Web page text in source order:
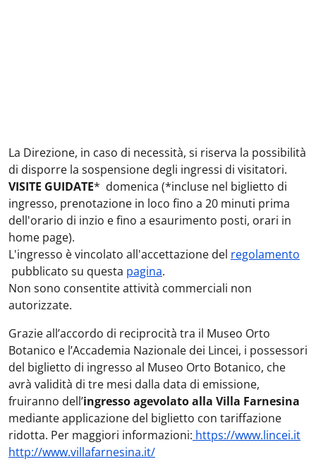
La Direzione, in caso di necessità, si riserva la possibilità
di disporre la sospensione degli ingressi di visitatori.
VISITE GUIDATE* domenica (*incluse nel biglietto di
ingresso, prenotazione in loco fino a 20 minuti prima
dell'orario di inzio e fino a esaurimento posti, orari in
home page).
L'ingresso è vincolato all'accettazione del regolamento
pubblicato su questa pagina.
Non sono consentite attività commerciali non
autorizzate.
Grazie all’accordo di reciprocità tra il Museo Orto
Botanico e l’Accademia Nazionale dei Lincei, i possessori
del biglietto di ingresso al Museo Orto Botanico, che
avrà validità di tre mesi dalla data di emissione,
fruiranno dell’ingresso agevolato alla Villa Farnesina
mediante applicazione del biglietto con tariffazione
ridotta. Per maggiori informazioni: https://www.lincei.it
http://www.villafarnesina.it/